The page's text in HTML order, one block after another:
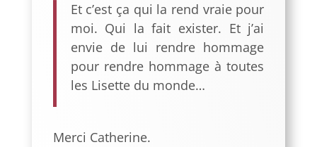
Et c’est ça qui la rend vraie pour
moi. Qui la fait exister. Et j’ai
envie de lui rendre hommage
pour rendre hommage à toutes
les Lisette du monde…
Merci Catherine.